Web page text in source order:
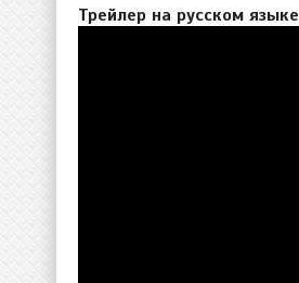
Трейлер на русском языке